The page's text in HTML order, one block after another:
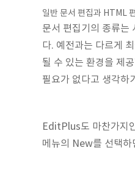
일반 문서 편집과 HTML
문서 편집기의 종류는
다. 예전과는 다르게
될 수 있는 환경을 제
필요가 없다고 생각하
EditPlus도 마찬가지
메뉴의 New를 선택하